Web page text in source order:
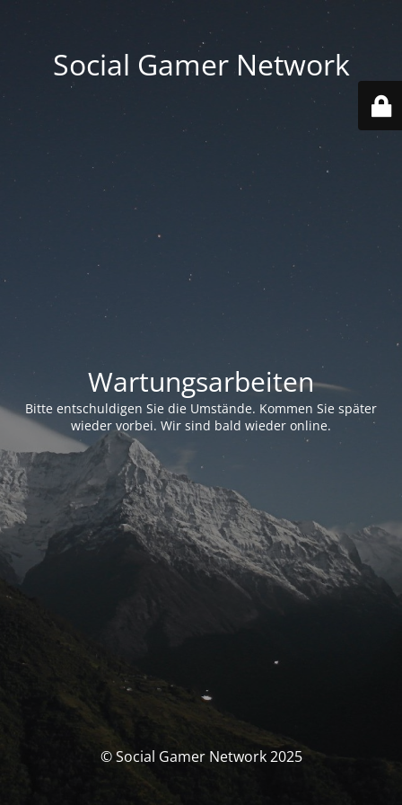
Social Gamer Network
Wartungsarbeiten
Bitte entschuldigen Sie die Umstände. Kommen Sie später
wieder vorbei. Wir sind bald wieder online.
© Social Gamer Network 2025